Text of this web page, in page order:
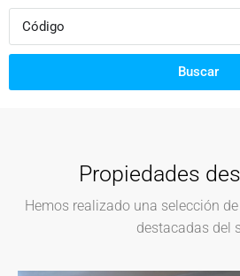
Buscar
Propiedades
Hemos realizado una selección
destacadas del